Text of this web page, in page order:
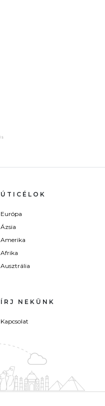
ÚTICÉLOK
Európa
Ázsia
Amerika
Afrika
Ausztrália
ÍRJ NEKÜNK
Kapcsolat